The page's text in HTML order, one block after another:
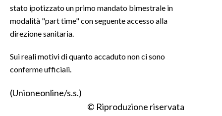
INSULARITÀ
ABBONATI
ANNUNCI
NECROLOGI
stato ipotizzato un primo mandato bimestrale in
modalità "part time" con seguente accesso alla
direzione sanitaria.
Sui reali motivi di quanto accaduto non ci sono
conferme ufficiali.
(Unioneonline/s.s.)
© Riproduzione riservata